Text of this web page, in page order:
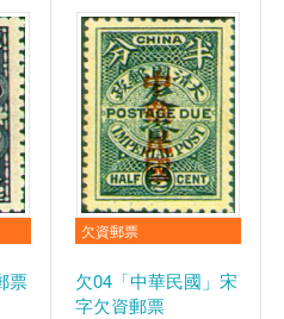
票
欠資郵票
欠04「中華民國」宋
字欠資郵票